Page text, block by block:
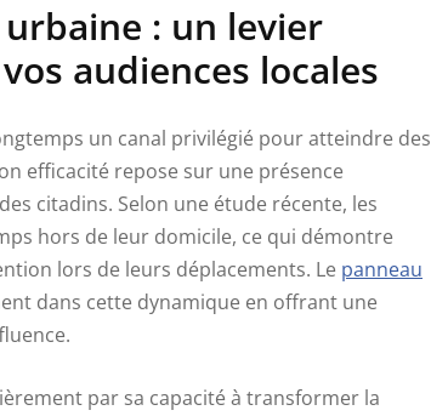
: un levier
audiences locales
un canal privilégié pour atteindre des
efficacité repose sur une présence
citadins. Selon une étude récente, les
hors de leur domicile, ce qui démontre
lors de leurs déplacements. Le panneau
dans cette dynamique en offrant une
par sa capacité à transformer la